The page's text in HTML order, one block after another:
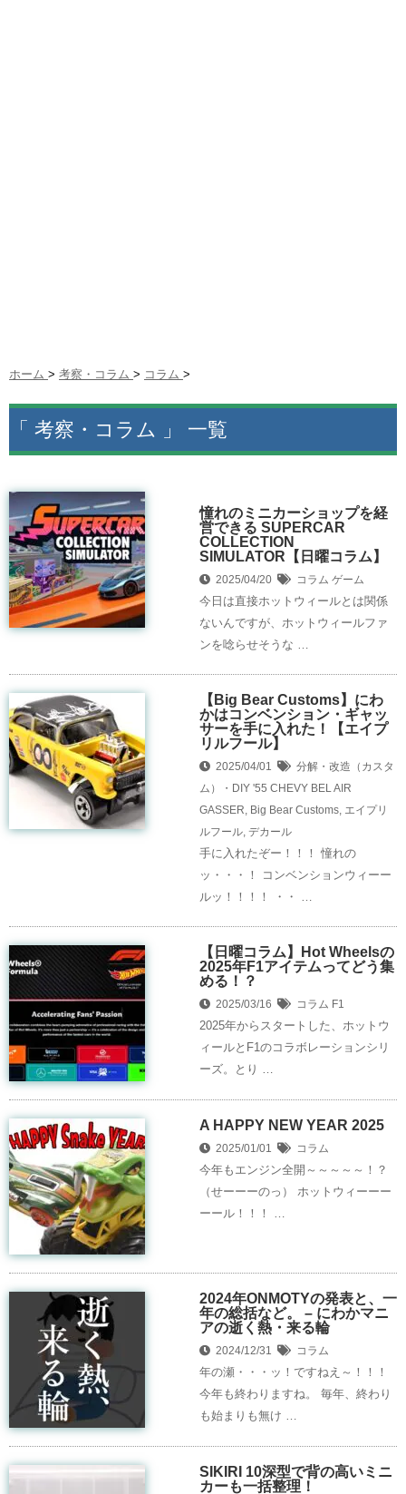
ホーム > 考察・コラム > コラム >
「 考察・コラム 」 一覧
憧れのミニカーショップを経
営できる SUPERCAR
COLLECTION
SIMULATOR【日曜コラム】
2025/04/20 コラム ゲーム
今日は直接ホットウィールとは関係
ないんですが、ホットウィールファ
ンを唸らせそうな …
【Big Bear Customs】にわ
かはコンベンション・ギャッ
サーを手に入れた！【エイプ
リルフール】
2025/04/01
分解・改造（カスタ
ム）・DIY '55 CHEVY BEL AIR
GASSER, Big Bear Customs, エイプリ
ルフール, デカール
手に入れたぞー！！！ 憧れの
ッ・・・！ コンベンションウィーー
ルッ！！！！ ・・ …
【日曜コラム】Hot Wheelsの
2025年F1アイテムってどう集
める！？
2025/03/16 コラム F1
2025年からスタートした、ホットウ
ィールとF1のコラボレーションシリ
ーズ。とり …
A HAPPY NEW YEAR 2025
2025/01/01 コラム
今年もエンジン全開～～～～～！？
（せーーーのっ） ホットウィーーー
ーール！！！ …
2024年ONMOTYの発表と、一
年の総括など。 – にわかマニ
アの逝く熱・来る輪
2024/12/31 コラム
年の瀬・・・ッ！ですねえ～！！！
今年も終わりますね。 毎年、終わり
も始まりも無け …
SIKIRI 10深型で背の高いミニ
カーも一括整理！